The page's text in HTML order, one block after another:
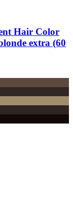
Hair Color
extra (60